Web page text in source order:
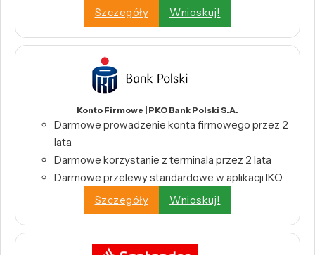
Szczegóły
Wnioskuj!
Konto Firmowe | PKO Bank Polski S.A.
Darmowe prowadzenie konta firmowego przez 2
lata
Darmowe korzystanie z terminala przez 2 lata
Darmowe przelewy standardowe w aplikacji IKO
Szczegóły
Wnioskuj!